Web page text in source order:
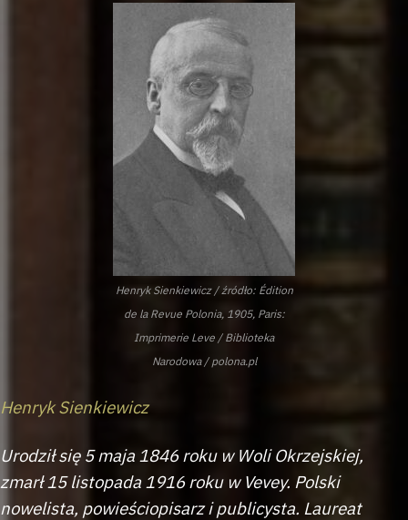
Henryk Sienkiewicz / źródło: Édition
de la Revue Polonia, 1905, Paris:
Imprimerie Leve / Biblioteka
Narodowa / polona.pl
Henryk Sienkiewicz
Urodził się 5 maja 1846 roku w Woli Okrzejskiej,
zmarł 15 listopada 1916 roku w Vevey. Polski
nowelista, powieściopisarz i publicysta. Laureat